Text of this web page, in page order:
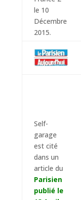
le 10
Décembre
2015.
Self-
garage
est cité
dans un
article du
Parisien
publié le